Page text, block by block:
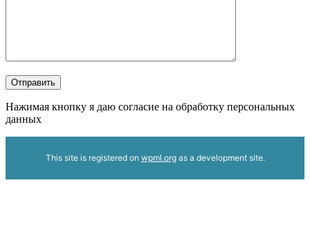
Отправить
Нажимая кнопку я даю согласие на обработку персональных
данных
This site is registered on wpml.orgas a development site.